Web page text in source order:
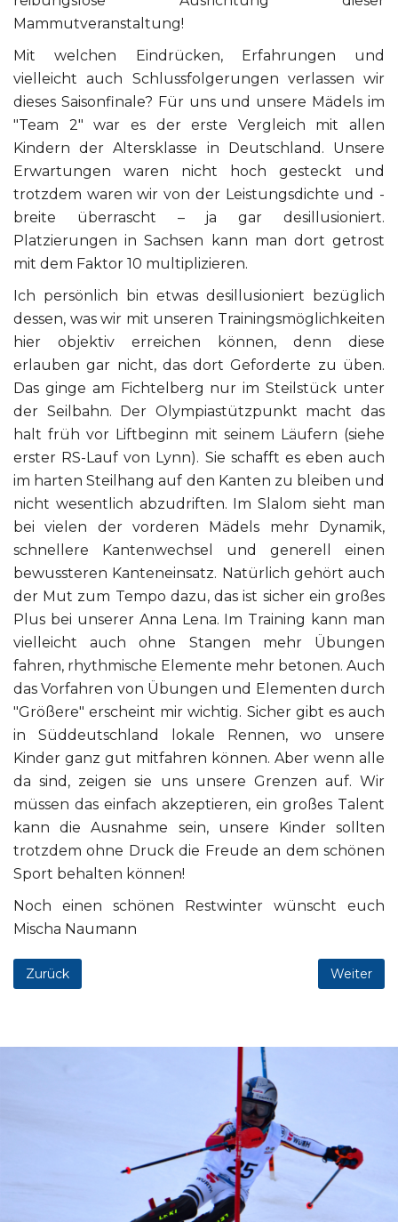
Mammutveranstaltung!
Mit welchen Eindrücken, Erfahrungen und
vielleicht auch Schlussfolgerungen verlassen wir
dieses Saisonfinale? Für uns und unsere Mädels im
"Team 2" war es der erste Vergleich mit allen
Kindern der Altersklasse in Deutschland. Unsere
Erwartungen waren nicht hoch gesteckt und
trotzdem waren wir von der Leistungsdichte und -
breite überrascht – ja gar desillusioniert.
Platzierungen in Sachsen kann man dort getrost
mit dem Faktor 10 multiplizieren.
Ich persönlich bin etwas desillusioniert bezüglich
dessen, was wir mit unseren Trainingsmöglichkeiten
hier objektiv erreichen können, denn diese
erlauben gar nicht, das dort Geforderte zu üben.
Das ginge am Fichtelberg nur im Steilstück unter
der Seilbahn. Der Olympiastützpunkt macht das
halt früh vor Liftbeginn mit seinem Läufern (siehe
erster RS-Lauf von Lynn). Sie schafft es eben auch
im harten Steilhang auf den Kanten zu bleiben und
nicht wesentlich abzudriften. Im Slalom sieht man
bei vielen der vorderen Mädels mehr Dynamik,
schnellere Kantenwechsel und generell einen
bewussteren Kanteneinsatz. Natürlich gehört auch
der Mut zum Tempo dazu, das ist sicher ein großes
Plus bei unserer Anna Lena. Im Training kann man
vielleicht auch ohne Stangen mehr Übungen
fahren, rhythmische Elemente mehr betonen. Auch
das Vorfahren von Übungen und Elementen durch
"Größere" erscheint mir wichtig. Sicher gibt es auch
in Süddeutschland lokale Rennen, wo unsere
Kinder ganz gut mitfahren können. Aber wenn alle
da sind, zeigen sie uns unsere Grenzen auf. Wir
müssen das einfach akzeptieren, ein großes Talent
kann die Ausnahme sein, unsere Kinder sollten
trotzdem ohne Druck die Freude an dem schönen
Sport behalten können!
Noch einen schönen Restwinter wünscht euch
Mischa Naumann
Zurück Weiter